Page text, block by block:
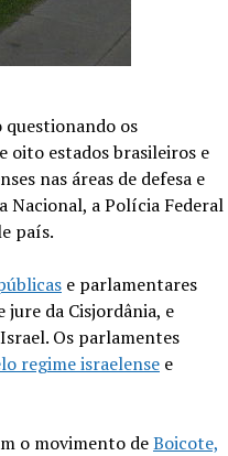
os
oito estados brasileiros e
nas áreas de defesa e
Nacional, a Polícia Federal
país.
e parlamentares
jure da Cisjordânia, e
Os parlamentes
regime israelensee
o movimento deBoicote,